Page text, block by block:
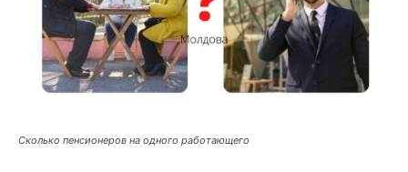
Сколько пенсионеров на одного работающего